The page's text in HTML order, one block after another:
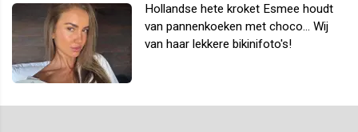
Hollandse hete kroket Esmee houdt
van pannenkoeken met choco... Wij
van haar lekkere bikinifoto's!